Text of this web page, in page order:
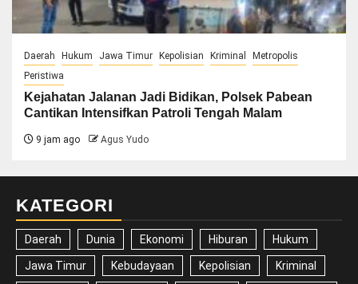
Daerah Hukum Jawa Timur Kepolisian Kriminal
Metropolis
Peristiwa
Kejahatan Jalanan Jadi Bidikan, Polsek Pabean
Cantikan Intensifkan Patroli Tengah Malam
9 jam ago Agus Yudo
KATEGORI
Daerah Dunia Ekonomi Hiburan Hukum
Jawa Timur Kebudayaan Kepolisian Kriminal